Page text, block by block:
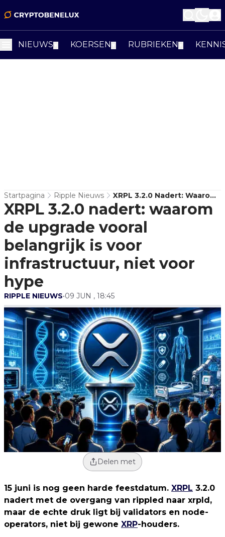
NIEUWS KOERSEN RUBRIEKEN
Startpagina Ripple Nieuws
XRPL 3.2.0 Nadert: Waarom
De Upgrade Vooral
Belangrijk Is Voor
Infrastructuur, Niet Voor
Hype
XRPL 3.2.0 nadert: waarom
de upgrade vooral
belangrijk is voor
infrastructuur, niet voor
hype
RIPPLE NIEUWS•09 JUN , 18:45
Delen met
15 juni is nog geen harde feestdatum. XRPL 3.2.0
nadert met de overgang van rippled naar xrpld,
maar de echte druk ligt bij validators en node-
operators, niet bij gewone XRP-houders.